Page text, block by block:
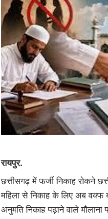
रायपुर.
छत्तीसगढ़ में फर्जी निकाह रोकने
महिला से निकाह के लिए अब वक्फ
अनुमति निकाह पढ़ाने वाले मौलाना